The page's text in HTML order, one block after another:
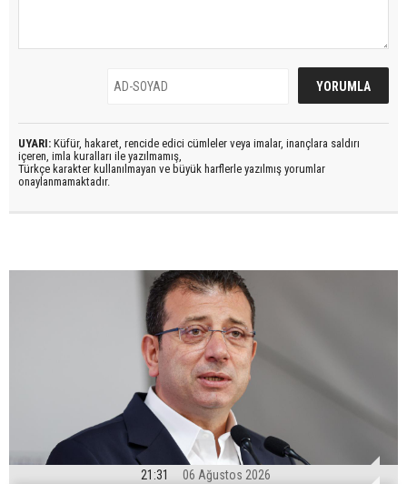
UYARI: Küfür, hakaret, rencide edici cümleler veya imalar, inançlara saldırı
içeren, imla kuralları ile yazılmamış,
Türkçe karakter kullanılmayan ve büyük harflerle yazılmış yorumlar
onaylanmamaktadır.
21:31 06 Ağustos 2026